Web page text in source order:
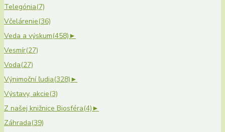
Telegónia(7)
Včelárenie(36)
Veda a výskum(458)►
Vesmír(27)
Voda(27)
Výnimoční ľudia(328)►
Výstavy, akcie(3)
Z našej knižnice Biosféra(4)►
Záhrada(39)